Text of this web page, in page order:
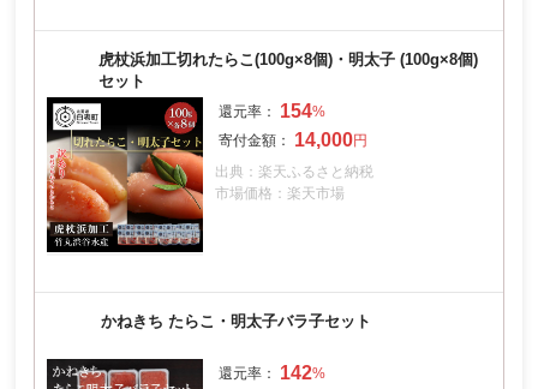
虎杖浜加工切れたらこ(100g×8個)・明太子 (100g×8個)
セット
154
14,000
出典：楽天ふるさと納税
市場価格：楽天市場
かねきち たらこ・明太子バラ子セット
142